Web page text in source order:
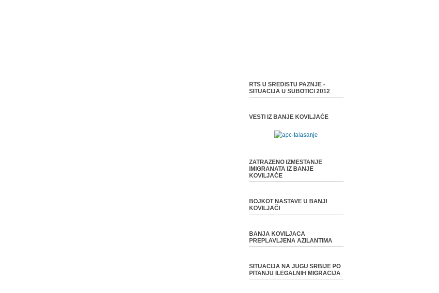
RTS U SREDISTU PAZNJE -
SITUACIJA U SUBOTICI 2012
VESTI IZ BANJE KOVILJAČE
ZATRAZENO IZMESTANJE
IMIGRANATA IZ BANJE
KOVILJAČE
BOJKOT NASTAVE U BANJI
KOVILJAČI
BANJA KOVILJACA
PREPLAVLJENA AZILANTIMA
SITUACIJA NA JUGU SRBIJE PO
PITANJU ILEGALNIH MIGRACIJA